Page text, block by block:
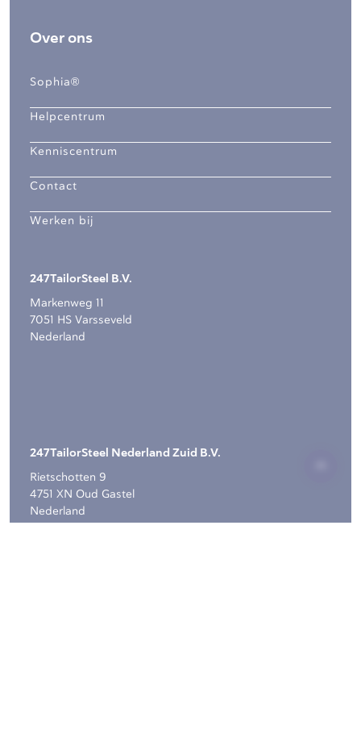
Over ons
Sophia®
Helpcentrum
Kenniscentrum
Contact
Werken bij
247TailorSteel B.V.
Markenweg 11
7051 HS Varsseveld
Nederland
247TailorSteel Nederland Zuid B.V.
Rietschotten 9
4751 XN Oud Gastel
Nederland